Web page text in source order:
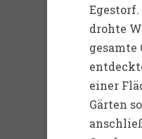
drohte
gesamte
einer
Gärten